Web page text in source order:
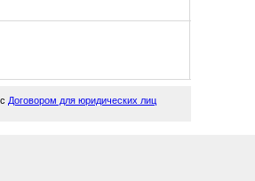
, с Договором для юридических лиц